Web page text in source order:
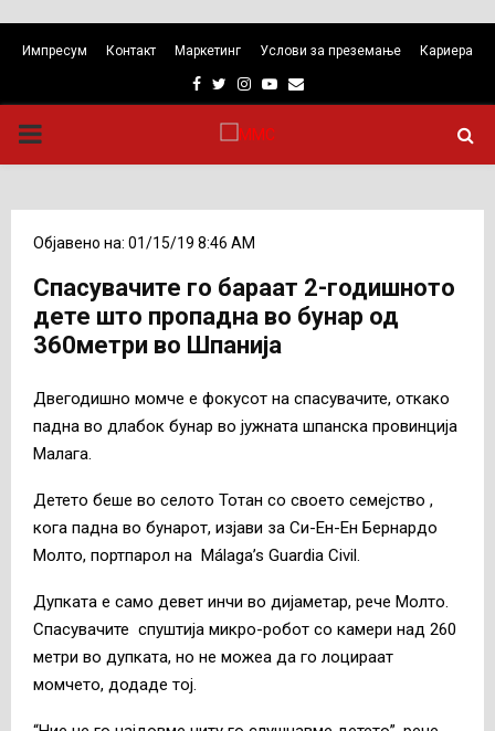
Импресум Контакт Маркетинг Услови за преземање Кариера
Facebook
TwitterInstagram
Youtube
Email
PRIMARY
Објавено на: 01/15/19 8:46 AM
Спасувачите го бараат 2-годишното
дете што пропадна во бунар од
360метри во Шпанија
Двегодишно момче е фокусот на спасувачите, откако
падна во длабок бунар во јужната шпанска провинција
Малага.
Детето беше во селото Тотан со своето семејство ,
кога падна во бунарот, изјави за Си-Ен-Ен Бернардо
Молто, портпарол на Málaga’s Guardia Civil.
Дупката е само девет инчи во дијаметар, рече Молто.
Спасувачите спуштија микро-робот со камери над 260
метри во дупката, но не можеа да го лоцираат
момчето, додаде тој.